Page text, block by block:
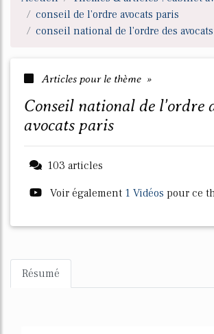
conseil de l'ordre avocats paris
conseil national de l'ordre des
Articles pour le thème »
conseil national de l'ordre des
avocats paris
103 articles
Voir également 1 Vidéos pour ce
Résumé